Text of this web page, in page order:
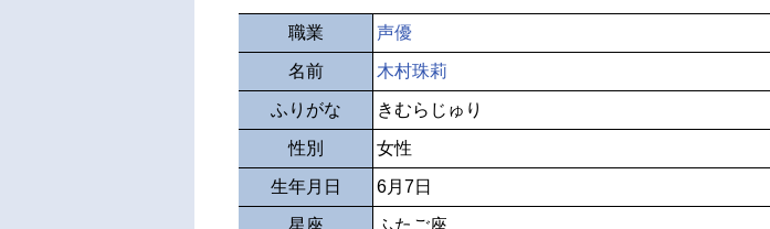
職業 声優
名前 木村珠莉
ふりがな きむらじゅり
性別 女性
生年月日 6月7日
星座 ふたご座